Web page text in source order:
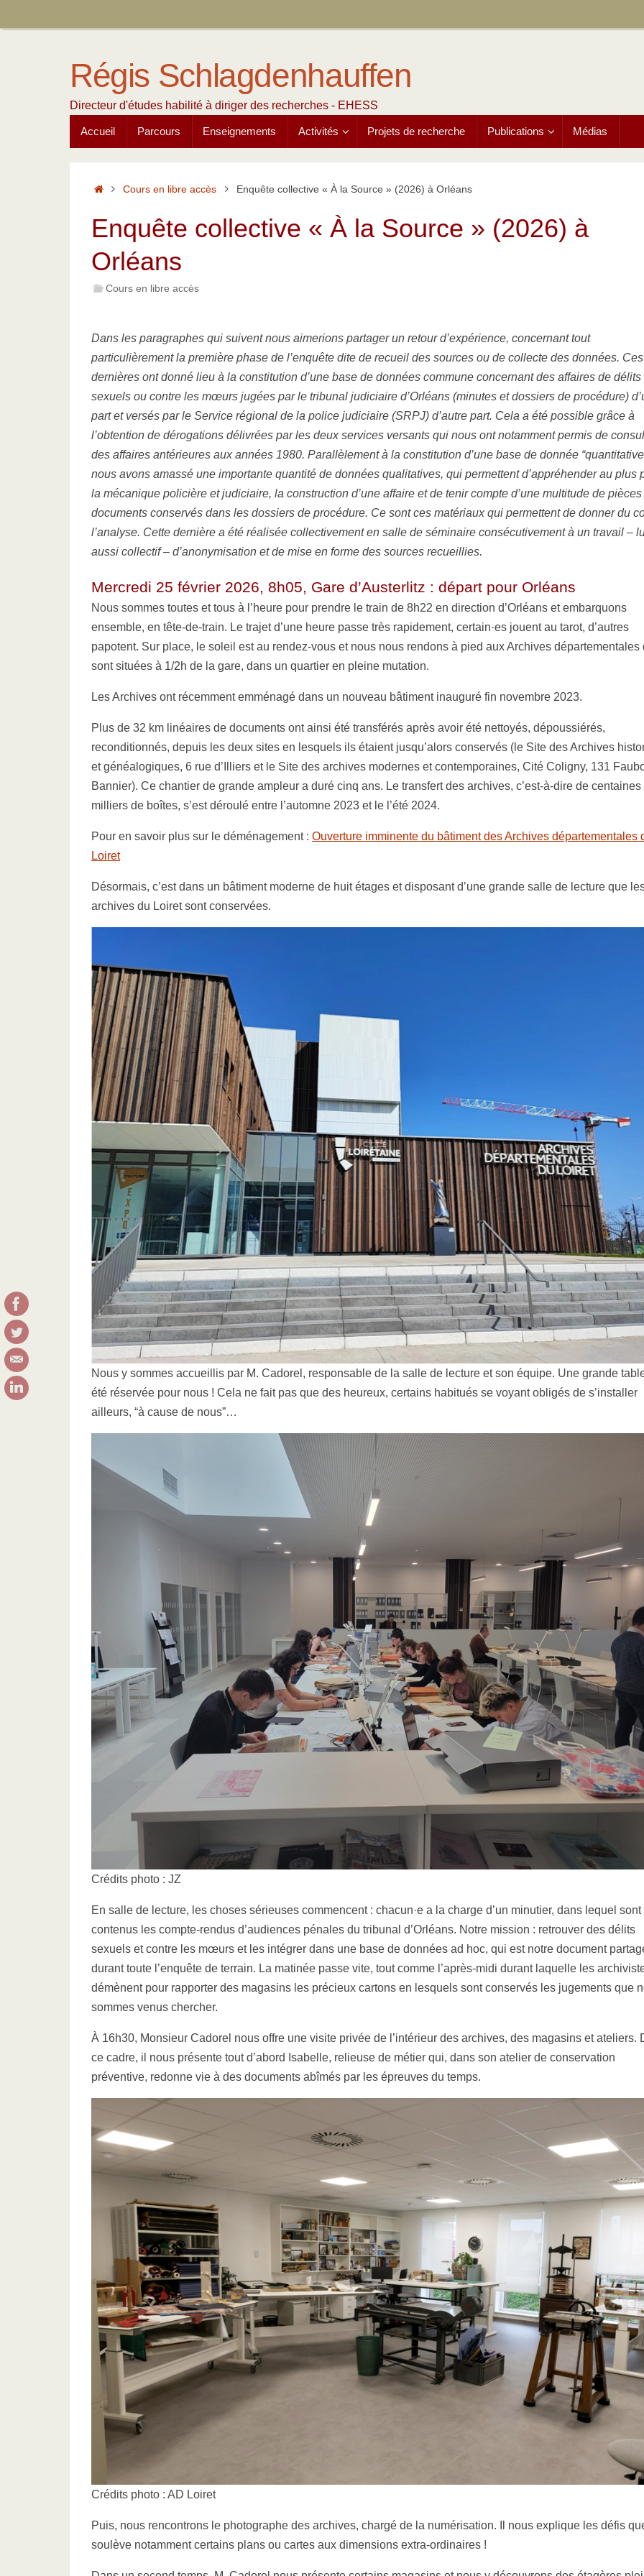
au
Régis Schlagdenhauffen
Directeur d'études habilité à diriger des recherches - EHESS
contenu
Accueil Parcours Enseignements Activités Projets de recherche Publications Médias
AccueilCours en libre accès Enquête collective « À la Source » (2026) à Orléans
Enquête collective « À la Source » (2026) à
Orléans
Cours en libre accès
Dans les paragraphes qui suivent nous aimerions partager un retour d’expérience, concernant tout
particulièrement la première phase de l’enquête dite de recueil des sources ou de collecte des données. Ces
dernières ont donné lieu à la constitution d’une base de données commune concernant des affaires de délits
sexuels ou contre les mœurs jugées par le tribunal judiciaire d’Orléans (minutes et dossiers de procédure)
part et versés par le Service régional de la police judiciaire (SRPJ) d’autre part. Cela a été possible grâce à
l’obtention de dérogations délivrées par les deux services versants qui nous ont notamment permis de
des affaires antérieures aux années 1980. Parallèlement à la constitution d’une base de donnée
nous avons amassé une importante quantité de données qualitatives, qui permettent d’appréhender au plus
la mécanique policière et judiciaire, la construction d’une affaire et de tenir compte d’une multitude de pièces
documents conservés dans les dossiers de procédure. Ce sont ces matériaux qui permettent de donner du
l’analyse. Cette dernière a été réalisée collectivement en salle de séminaire consécutivement à un travail –
aussi collectif – d’anonymisation et de mise en forme des sources recueillies.
Mercredi 25 février 2026, 8h05, Gare d’Austerlitz : départ pour Orléans
Nous sommes toutes et tous à l’heure pour prendre le train de 8h22 en direction d’Orléans et embarquons
ensemble, en tête-de-train. Le trajet d’une heure passe très rapidement, certain·es jouent au tarot, d’autres
papotent. Sur place, le soleil est au rendez-vous et nous nous rendons à pied aux Archives départementales
sont situées à 1/2h de la gare, dans un quartier en pleine mutation.
Les Archives ont récemment emménagé dans un nouveau bâtiment inauguré fin novembre 2023.
Plus de 32 km linéaires de documents ont ainsi été transférés après avoir été nettoyés, dépoussiérés,
reconditionnés, depuis les deux sites en lesquels ils étaient jusqu’alors conservés (le Site des Archives
et généalogiques, 6 rue d’Illiers et le Site des archives modernes et contemporaines, Cité Coligny, 131
Bannier). Ce chantier de grande ampleur a duré cinq ans. Le transfert des archives, c’est-à-dire de centaines
milliers de boîtes, s’est déroulé entre l’automne 2023 et le l’été 2024.
Pour en savoir plus sur le déménagement : Ouverture imminente du bâtiment des Archives départementales
Loiret
Désormais, c’est dans un bâtiment moderne de huit étages et disposant d’une grande salle de lecture que
archives du Loiret sont conservées.
Nous y sommes accueillis par M. Cadorel, responsable de la salle de lecture et son équipe. Une grande
été réservée pour nous ! Cela ne fait pas que des heureux, certains habitués se voyant obligés de s’installer
ailleurs, “à cause de nous”…
Crédits photo : JZ
En salle de lecture, les choses sérieuses commencent : chacun·e a la charge d’un minutier, dans lequel sont
contenus les compte-rendus d’audiences pénales du tribunal d’Orléans. Notre mission : retrouver des délits
sexuels et contre les mœurs et les intégrer dans une base de données ad hoc, qui est notre document
durant toute l’enquête de terrain. La matinée passe vite, tout comme l’après-midi durant laquelle les
démènent pour rapporter des magasins les précieux cartons en lesquels sont conservés les jugements que
sommes venus chercher.
À 16h30, Monsieur Cadorel nous offre une visite privée de l’intérieur des archives, des magasins et ateliers.
ce cadre, il nous présente tout d’abord Isabelle, relieuse de métier qui, dans son atelier de conservation
préventive, redonne vie à des documents abîmés par les épreuves du temps.
Crédits photo : AD Loiret
Puis, nous rencontrons le photographe des archives, chargé de la numérisation. Il nous explique les défis
soulève notamment certains plans ou cartes aux dimensions extra-ordinaires !